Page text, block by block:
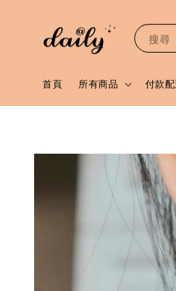
搜尋
首頁 所有商品 付款